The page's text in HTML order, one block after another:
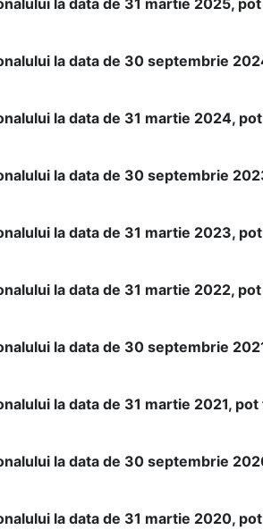
la data de 31 martie 2025,
la data de 30 septembrie
la data de 31 martie 2024,
la data de 30 septembrie
la data de 31 martie 2023,
la data de 31 martie 2022,
la data de 30 septembrie
la data de 31 martie 2021, pot
la data de 30 septembrie
la data de 31 martie 2020,